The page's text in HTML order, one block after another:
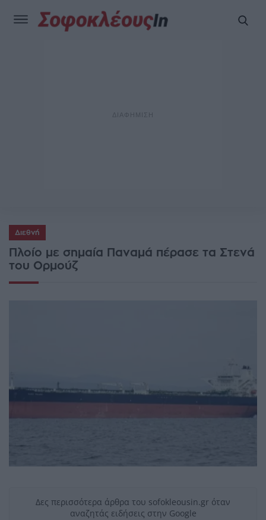
Διεθνή
Πλοίο με σημαία Παναμά πέρασε τα Στενά
του Ορμούζ
Δες περισσότερα άρθρα του sofokleousin.gr όταν
αναζητάς ειδήσεις στην Google